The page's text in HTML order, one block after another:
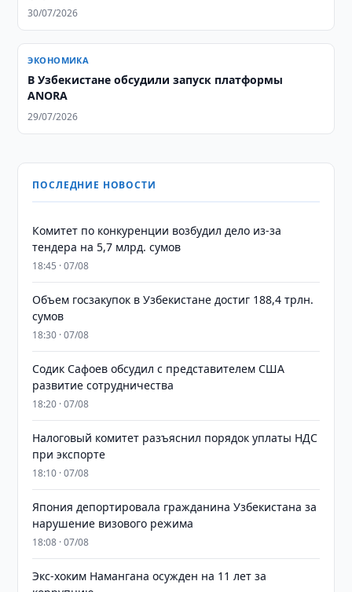
30/07/2026
ЭКОНОМИКА
В Узбекистане обсудили запуск платформы
ANORA
29/07/2026
ПОСЛЕДНИЕ НОВОСТИ
Комитет по конкуренции возбудил дело из-за
тендера на 5,7 млрд. сумов
18:45 · 07/08
​​​​​​​Объем госзакупок в Узбекистане достиг 188,4 трлн.
сумов
18:30 · 07/08
Содик Сафоев обсудил с представителем США
развитие сотрудничества
18:20 · 07/08
Налоговый комитет разъяснил порядок уплаты НДС
при экспорте
18:10 · 07/08
Япония депортировала гражданина Узбекистана за
нарушение визового режима
18:08 · 07/08
​​​​​​​Экс-хоким Намангана осужден на 11 лет за